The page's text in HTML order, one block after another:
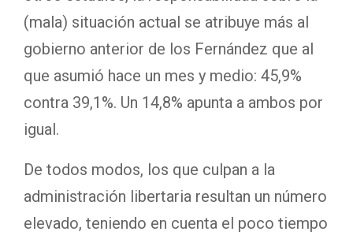
(mala) situación actual se atribuye más al
gobierno anterior de los Fernández que al
que asumió hace un mes y medio: 45,9%
contra 39,1%. Un 14,8% apunta a ambos por
igual.
De todos modos, los que culpan a la
administración libertaria resultan un número
elevado, teniendo en cuenta el poco tiempo